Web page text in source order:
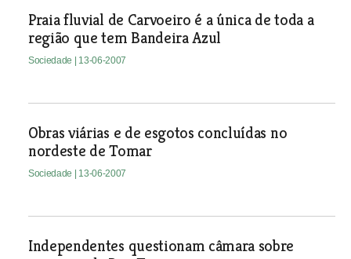
Praia fluvial de Carvoeiro é a única de toda a
região que tem Bandeira Azul
Sociedade | 13-06-2007
Obras viárias e de esgotos concluídas no
nordeste de Tomar
Sociedade | 13-06-2007
Independentes questionam câmara sobre